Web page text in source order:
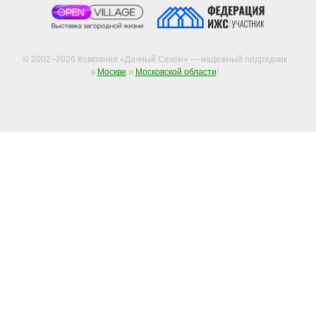
© 2002–2026 Компания «Дачный Сезон» — надежный подрядчик
в Москве и Московской области!